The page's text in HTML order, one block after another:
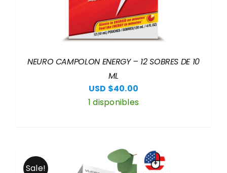
NEURO CAMPOLON ENERGY – 12 SOBRES DE 10
ML
USD $40.00
1 disponibles
Sale!